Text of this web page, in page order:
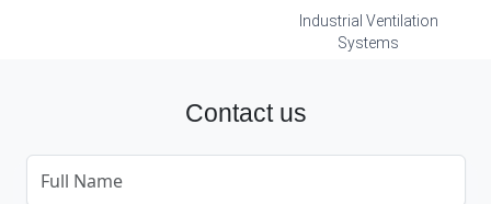
Industrial Ventilation
Systems
Contact us